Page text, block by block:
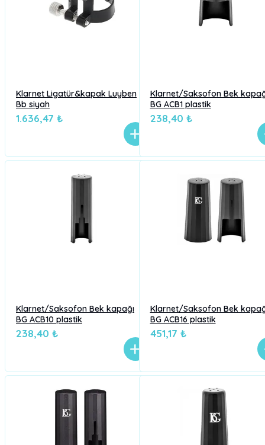
Klarnet Ligatür&kapak Luyben
Bb siyah
1.636,47 ₺
Klarnet/Saksofon Bek
BG ACB1 plastik
238,40 ₺
Klarnet/Saksofon Bek kapağı
BG ACB10 plastik
238,40 ₺
Klarnet/Saksofon Bek
BG ACB16 plastik
451,17 ₺